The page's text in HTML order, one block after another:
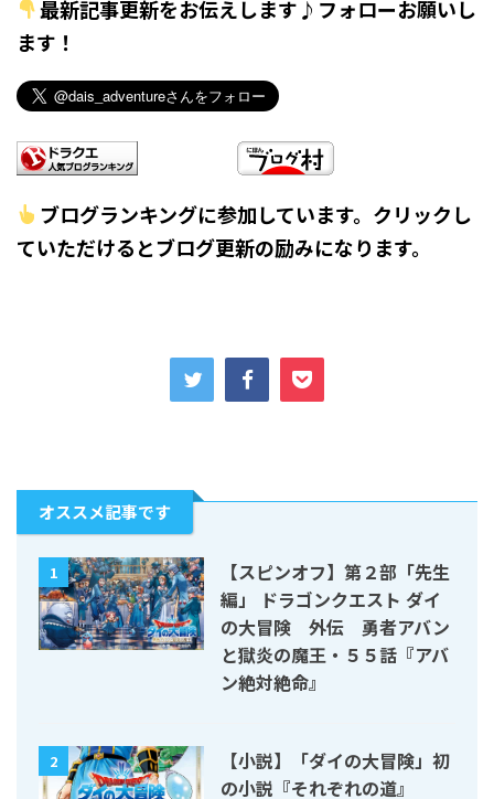
最新記事更新をお伝えします♪フォローお願いし
ます！
ブログランキングに参加しています。クリックし
ていただけるとブログ更新の励みになります。
オススメ記事です
1
【スピンオフ】第２部「先生
編」 ドラゴンクエスト ダイ
の大冒険 外伝 勇者アバン
と獄炎の魔王・５５話『アバ
ン絶対絶命』
2
【小説】「ダイの大冒険」初
の小説『それぞれの道』